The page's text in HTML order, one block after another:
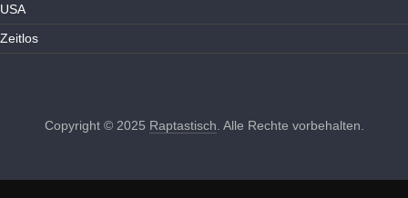
USA
Zeitlos
Copyright © 2025 Raptastisch . Alle Rechte vorbehalten.